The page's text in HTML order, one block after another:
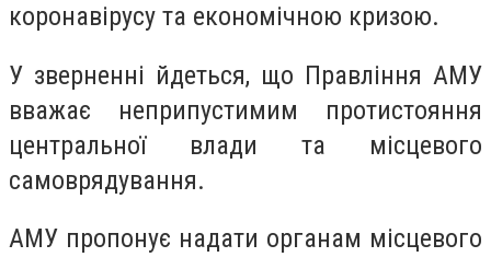
коронавірусу та економічною кризою.
У зверненні йдеться, що Правління АМУ
вважає неприпустимим протистояння
центральної влади та місцевого
самоврядування.
АМУ пропонує надати органам місцевого